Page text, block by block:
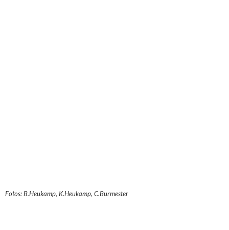
Fotos: B.Heukamp, K.Heukamp, C.Burmester